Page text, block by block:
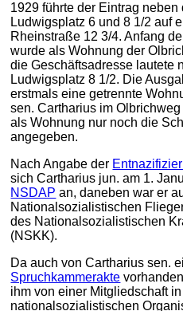
1929 führte der Eintrag neben
Ludwigsplatz 6 und 8 1/2 auf
Rheinstraße 12 3/4. Anfang
wurde als Wohnung der
die Geschäftsadresse lautete
Ludwigsplatz 8 1/2. Die
erstmals eine getrennte
sen. Cartharius im
als Wohnung nur noch die
angegeben.
Nach Angabe der
sich Cartharius jun. am 1.
NSDAP an, daneben war er
Nationalsozialistischen
des Nationalsozialistischen
(NSKK).
Da auch von Cartharius sen.
Spruchkammerakte
ihm von einer Mitgliedschaft
nationalsozialistischen